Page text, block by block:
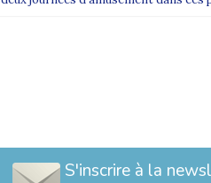
S'inscrire à la